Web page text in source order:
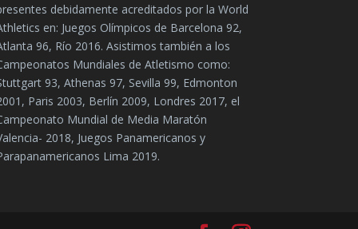
debidamente acreditados por la World
en: Juegos Olímpicos de Barcelona 92,
96, Río 2016. Asistimos también a los
Mundiales de Atletismo como:
93, Athenas 97, Sevilla 99, Edmonton
Paris 2003, Berlín 2009, Londres 2017, el
Mundial de Media Maratón
2018, Juegos Panamericanos y
Lima 2019.